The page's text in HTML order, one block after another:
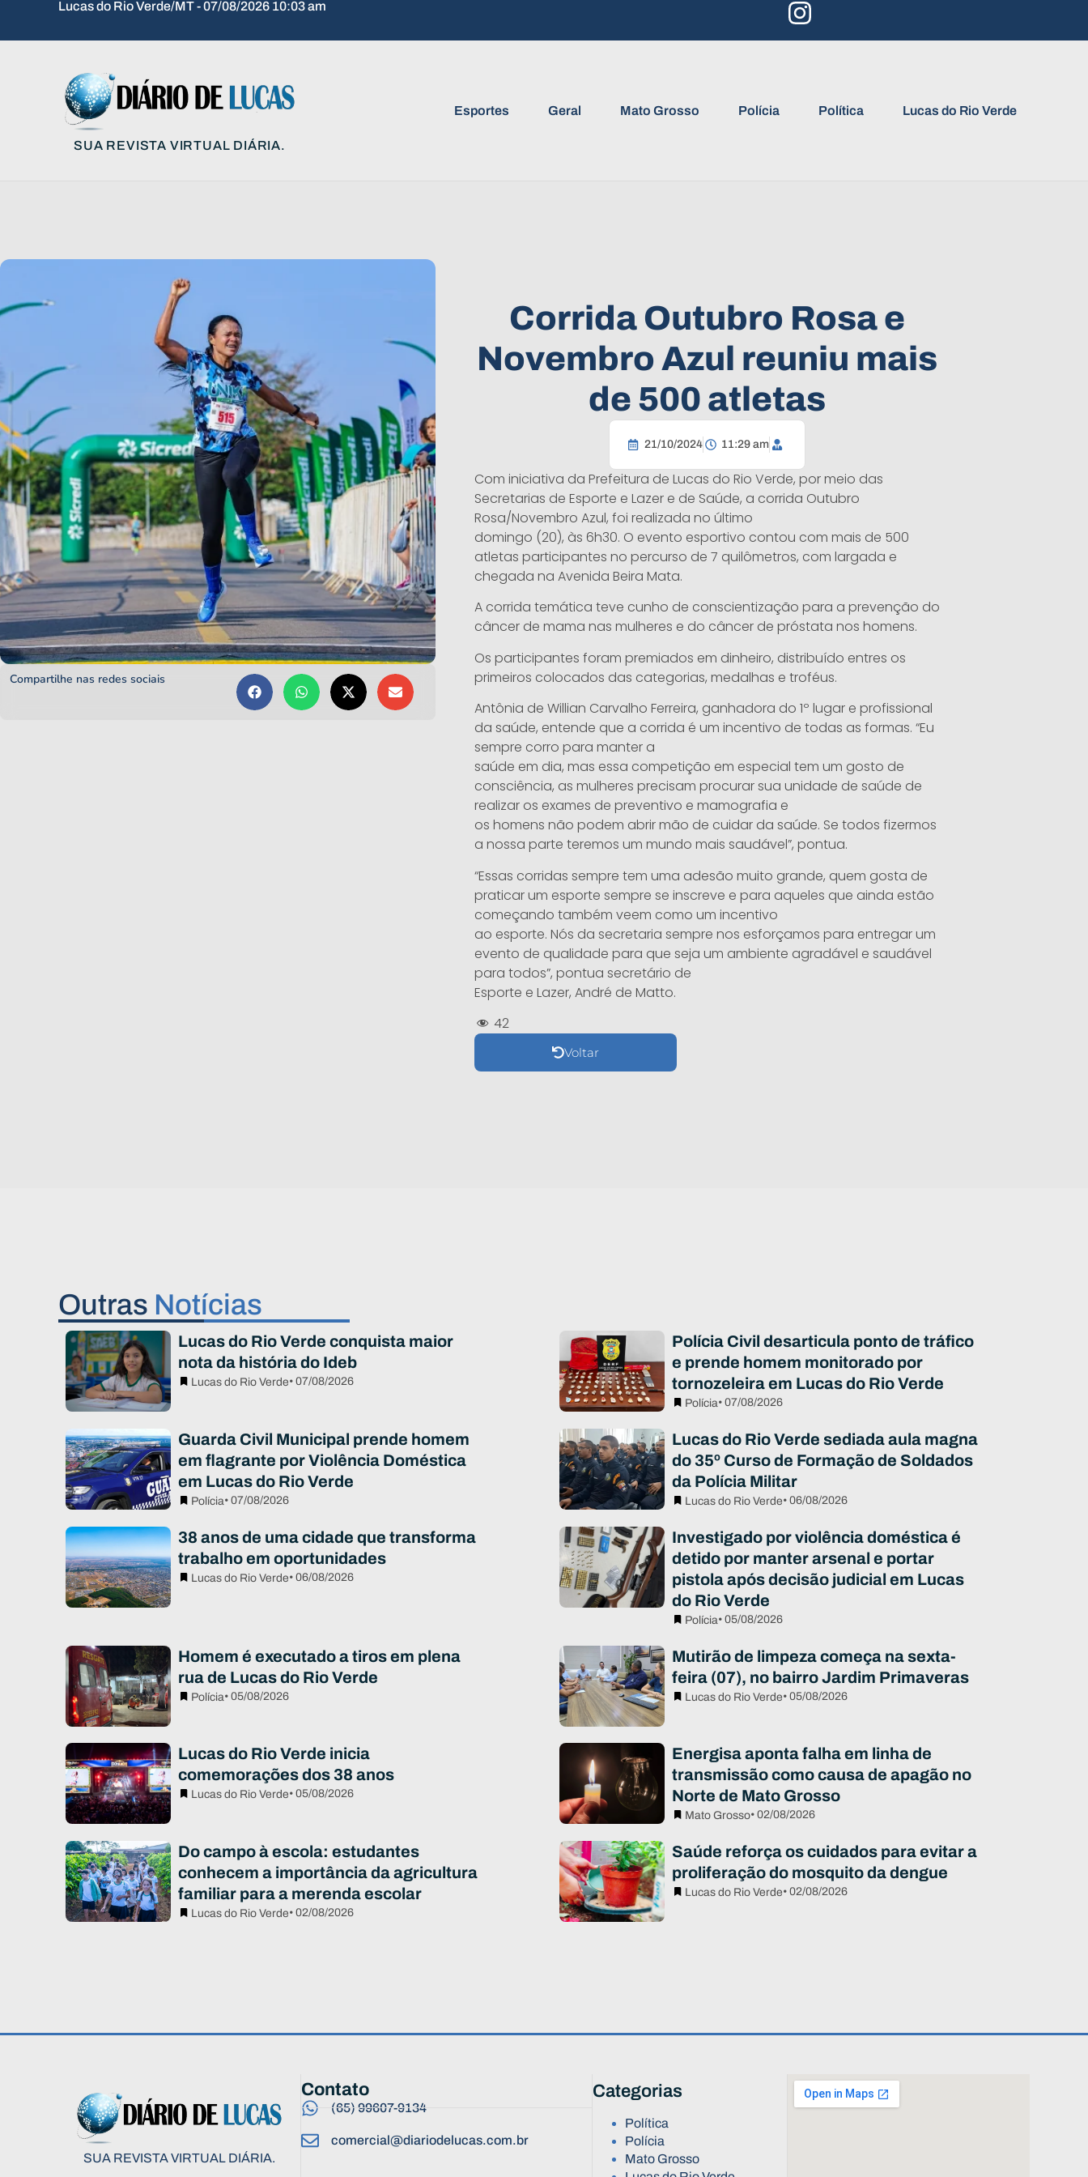
Lucas do Rio Verde/MT - 07/08/2026 10:03 am
SUA REVISTA VIRTUAL DIÁRIA.
Esportes Geral Mato Grosso Polícia Política Lucas do Rio Verde
Compartilhe nas redes sociais
Corrida Outubro Rosa e
Novembro Azul reuniu mais
de 500 atletas
21/10/2024 11:29 am
Com iniciativa da Prefeitura de Lucas do Rio Verde, por meio das
Secretarias de Esporte e Lazer e de Saúde, a corrida Outubro
Rosa/Novembro Azul, foi realizada no último
domingo (20), às 6h30. O evento esportivo contou com mais de 500
atletas participantes no percurso de 7 quilômetros, com largada e
chegada na Avenida Beira Mata.
A corrida temática teve cunho de conscientização para a prevenção do
câncer de mama nas mulheres e do câncer de próstata nos homens.
Os participantes foram premiados em dinheiro, distribuído entres os
primeiros colocados das categorias, medalhas e troféus.
Antônia de Willian Carvalho Ferreira, ganhadora do 1º lugar e profissional
da saúde, entende que a corrida é um incentivo de todas as formas. “Eu
sempre corro para manter a
saúde em dia, mas essa competição em especial tem um gosto de
consciência, as mulheres precisam procurar sua unidade de saúde de
realizar os exames de preventivo e mamografia e
os homens não podem abrir mão de cuidar da saúde. Se todos fizermos
a nossa parte teremos um mundo mais saudável”, pontua.
“Essas corridas sempre tem uma adesão muito grande, quem gosta de
praticar um esporte sempre se inscreve e para aqueles que ainda estão
começando também veem como um incentivo
ao esporte. Nós da secretaria sempre nos esforçamos para entregar um
evento de qualidade para que seja um ambiente agradável e saudável
para todos”, pontua secretário de
Esporte e Lazer, André de Matto.
42
Voltar
Outras Notícias
Lucas do Rio Verde conquista maior
nota da história do Ideb
Lucas do Rio Verde• 07/08/2026
Polícia Civil desarticula ponto de tráfico
e prende homem monitorado por
tornozeleira em Lucas do Rio Verde
Polícia• 07/08/2026
Guarda Civil Municipal prende homem
em flagrante por Violência Doméstica
em Lucas do Rio Verde
Polícia• 07/08/2026
Lucas do Rio Verde sediada aula magna
do 35º Curso de Formação de Soldados
da Polícia Militar
Lucas do Rio Verde• 06/08/2026
38 anos de uma cidade que transforma
trabalho em oportunidades
Lucas do Rio Verde• 06/08/2026
Investigado por violência doméstica é
detido por manter arsenal e portar
pistola após decisão judicial em Lucas
do Rio Verde
Polícia• 05/08/2026
Homem é executado a tiros em plena
rua de Lucas do Rio Verde
Polícia• 05/08/2026
Mutirão de limpeza começa na sexta-
feira (07), no bairro Jardim Primaveras
Lucas do Rio Verde• 05/08/2026
Lucas do Rio Verde inicia
comemorações dos 38 anos
Lucas do Rio Verde• 05/08/2026
Energisa aponta falha em linha de
transmissão como causa de apagão no
Norte de Mato Grosso
Mato Grosso• 02/08/2026
Do campo à escola: estudantes
conhecem a importância da agricultura
familiar para a merenda escolar
Lucas do Rio Verde• 02/08/2026
Saúde reforça os cuidados para evitar a
proliferação do mosquito da dengue
Lucas do Rio Verde• 02/08/2026
SUA REVISTA VIRTUAL DIÁRIA.
Contato
(65) 99607-9134
comercial@diariodelucas.com.br
Categorias
Política
Polícia
Mato Grosso